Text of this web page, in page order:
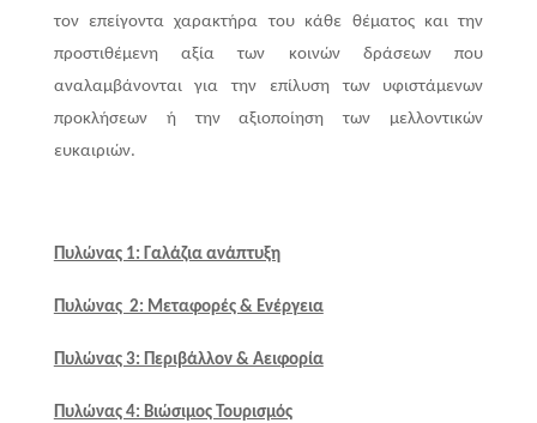
τον επείγοντα χαρακτήρα του κάθε θέματος και την
προστιθέμενη αξία των κοινών δράσεων που
αναλαμβάνονται για την επίλυση των υφιστάμενων
προκλήσεων ή την αξιοποίηση των μελλοντικών
ευκαιριών.
Πυλώνας 1: Γαλάζια ανάπτυξη
Πυλώνας 2: Μεταφορές & Ενέργεια
Πυλώνας 3: Περιβάλλον & Αειφορία
Πυλώνας 4: Βιώσιμος Τουρισμός